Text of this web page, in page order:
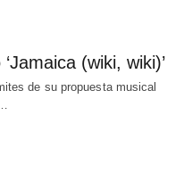
(wiki, wiki)’
de su propuesta musical